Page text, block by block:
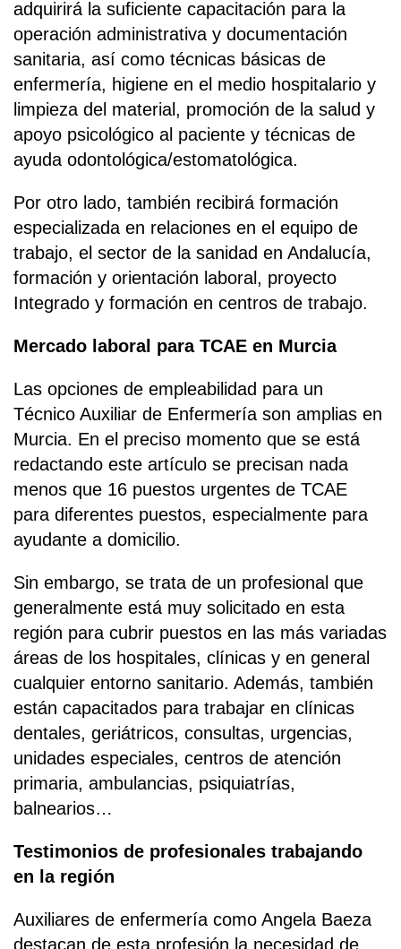
adquirirá la suficiente capacitación para la
operación administrativa y documentación
sanitaria, así como técnicas básicas de
enfermería, higiene en el medio hospitalario y
limpieza del material, promoción de la salud y
apoyo psicológico al paciente y técnicas de
ayuda odontológica/estomatológica.
Por otro lado, también recibirá formación
especializada en relaciones en el equipo de
trabajo, el sector de la sanidad en Andalucía,
formación y orientación laboral, proyecto
Integrado y formación en centros de trabajo.
Mercado laboral para TCAE en Murcia
Las opciones de empleabilidad para un
Técnico Auxiliar de Enfermería son amplias en
Murcia. En el preciso momento que se está
redactando este artículo se precisan nada
menos que 16 puestos urgentes de TCAE
para diferentes puestos, especialmente para
ayudante a domicilio.
Sin embargo, se trata de un profesional que
generalmente está muy solicitado en esta
región para cubrir puestos en las más variadas
áreas de los hospitales, clínicas y en general
cualquier entorno sanitario. Además, también
están capacitados para trabajar en clínicas
dentales, geriátricos, consultas, urgencias,
unidades especiales, centros de atención
primaria, ambulancias, psiquiatrías,
balnearios…
Testimonios de profesionales trabajando
en la región
Auxiliares de enfermería como Angela Baeza
destacan de esta profesión la necesidad de